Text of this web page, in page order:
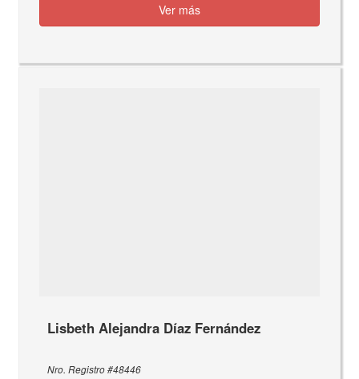
Ver más
Lisbeth Alejandra Díaz Fernández
Nro. Registro #48446